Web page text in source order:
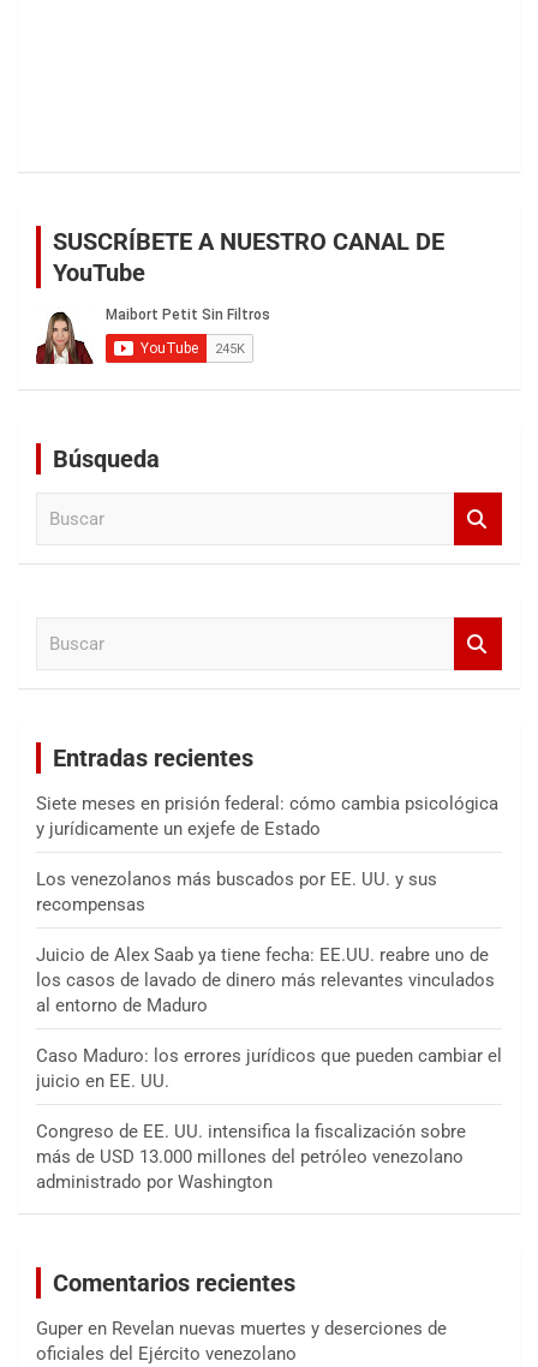
SUSCRÍBETE A NUESTRO CANAL DE
YouTube
Búsqueda
Entradas recientes
Siete meses en prisión federal: cómo cambia psicológica
y jurídicamente un exjefe de Estado
Los venezolanos más buscados por EE. UU. y sus
recompensas
Juicio de Alex Saab ya tiene fecha: EE.UU. reabre uno de
los casos de lavado de dinero más relevantes vinculados
al entorno de Maduro
Caso Maduro: los errores jurídicos que pueden cambiar el
juicio en EE. UU.
Congreso de EE. UU. intensifica la fiscalización sobre
más de USD 13.000 millones del petróleo venezolano
administrado por Washington
Comentarios recientes
Guper en Revelan nuevas muertes y deserciones de
oficiales del Ejército venezolano